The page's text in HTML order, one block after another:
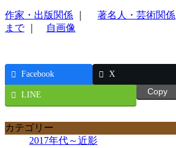
作家・出版関係 著名人・芸術関係
まで｜ 自画像
Facebook X
LINE Copy
カテゴリー
2017年代～近影